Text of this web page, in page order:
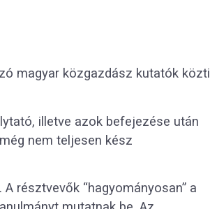
magyar közgazdász kutatók közti
illetve azok befejezése után
nem teljesen kész
résztvevők “hagyományosan” a